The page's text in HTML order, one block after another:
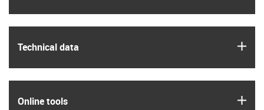
Technical data
Online tools